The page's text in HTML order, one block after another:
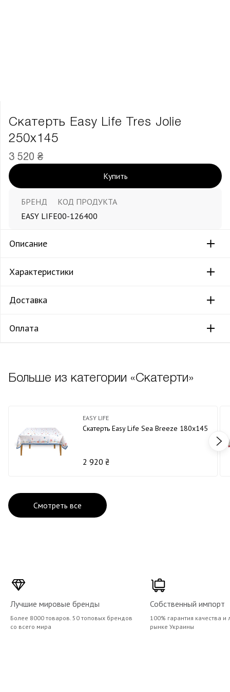
Скатерть Easy Life Tres Jolie
250х145
3 520 ₴
Купить
БРЕНД
EASY LIFE
КОД ПРОДУКТА
00-126400
Описание
Характеристики
Доставка
Оплата
Больше из категории «Скатерти»
EASY LIFE
Скатерть Easy Life Sea Breeze 180х145
2 920 ₴
Смотреть все
Лучшие мировые бренды
Более 8000 товаров. 50 топовых брендов
со всего мира
Собственный импорт
100% гарантия качества
рынке Украины